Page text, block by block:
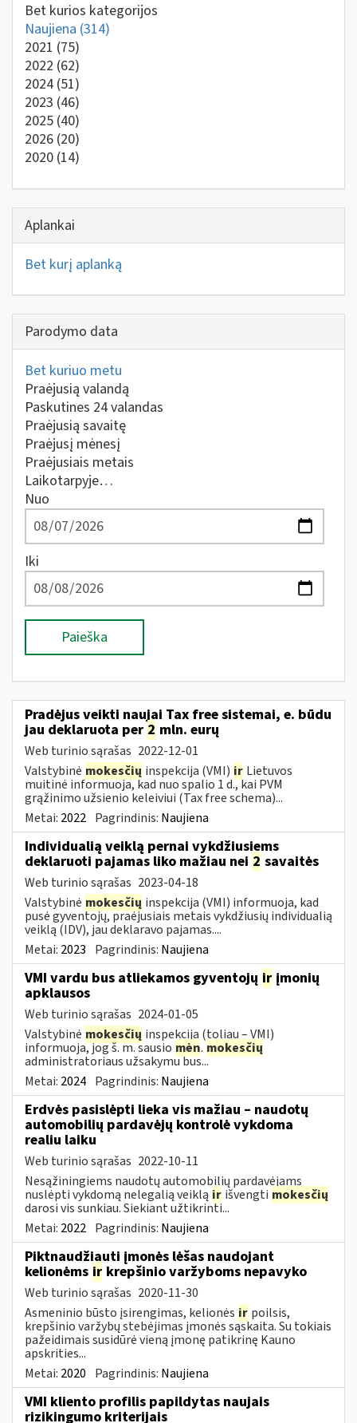
Bet kurios kategorijos
Naujiena (314)
2021 (75)
2022 (62)
2024 (51)
2023 (46)
2025 (40)
2026 (20)
2020 (14)
Aplankai
Bet kurį aplanką
Parodymo data
Bet kuriuo metu
Praėjusią valandą
Paskutines 24 valandas
Praėjusią savaitę
Praėjusį mėnesį
Praėjusiais metais
Laikotarpyje…
Nuo
Iki
Paieška
Pradėjus veikti naujai Tax free sistemai, e. būdu
jau deklaruota per 2 mln. eurų
Web turinio sąrašas 2022-12-01
Valstybinė mokesčių inspekcija (VMI) ir Lietuvos
muitinė informuoja, kad nuo spalio 1 d., kai PVM
grąžinimo užsienio keleiviui (Tax free schema)...
Metai: 2022 Pagrindinis: Naujiena
Individualią veiklą pernai vykdžiusiems
deklaruoti pajamas liko mažiau nei 2 savaitės
Web turinio sąrašas 2023-04-18
Valstybinė mokesčių inspekcija (VMI) informuoja, kad
pusė gyventojų, praėjusiais metais vykdžiusių individualią
veiklą (IDV), jau deklaravo pajamas....
Metai: 2023 Pagrindinis: Naujiena
VMI vardu bus atliekamos gyventojų ir įmonių
apklausos
Web turinio sąrašas 2024-01-05
Valstybinė mokesčių inspekcija (toliau – VMI)
informuoja, jog š. m. sausio mėn. mokesčių
administratoriaus užsakymu bus...
Metai: 2024 Pagrindinis: Naujiena
Erdvės pasislėpti lieka vis mažiau – naudotų
automobilių pardavėjų kontrolė vykdoma
realiu laiku
Web turinio sąrašas 2022-10-11
Nesąžiningiems naudotų automobilių pardavėjams
nuslėpti vykdomą nelegalią veiklą ir išvengti mokesčių
darosi vis sunkiau. Siekiant užtikrinti...
Metai: 2022 Pagrindinis: Naujiena
Piktnaudžiauti įmonės lėšas naudojant
kelionėms ir krepšinio varžyboms nepavyko
Web turinio sąrašas 2020-11-30
Asmeninio būsto įsirengimas, kelionės ir poilsis,
krepšinio varžybų stebėjimas įmonės sąskaita. Su tokiais
pažeidimais susidūrė vieną įmonę patikrinę Kauno
apskrities...
Metai: 2020 Pagrindinis: Naujiena
VMI kliento profilis papildytas naujais
rizikingumo kriterijais